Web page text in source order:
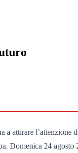
attirare
Domenica 24